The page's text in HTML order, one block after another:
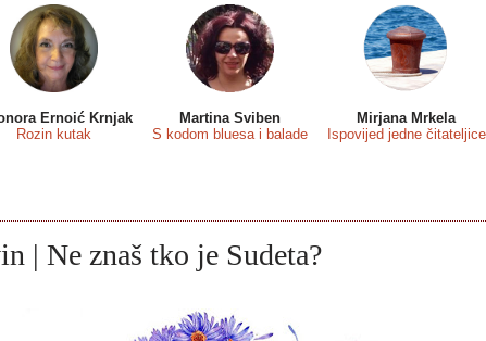
Ernoić Krnjak
Rozin kutak
Martina Sviben
S kodom bluesa i balade
Mirjana Mrkela
Ispovijed jedne čitateljice
| Ne znaš tko je Sudeta?